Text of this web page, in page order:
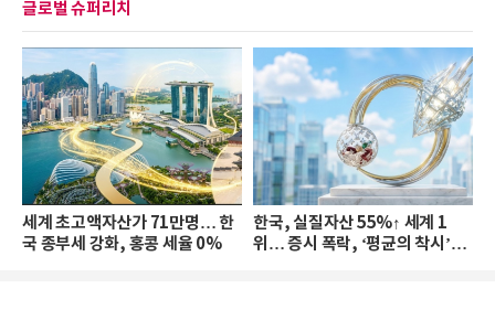
글로벌 슈퍼리치
세계 초고액자산가 71만명… 한
국 종부세 강화, 홍콩 세율 0%
한국, 실질자산 55%↑ 세계 1
위… 증시 폭락, ‘평균의 착시’와